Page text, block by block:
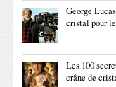
George
cristal pour
Les 100
crâne de